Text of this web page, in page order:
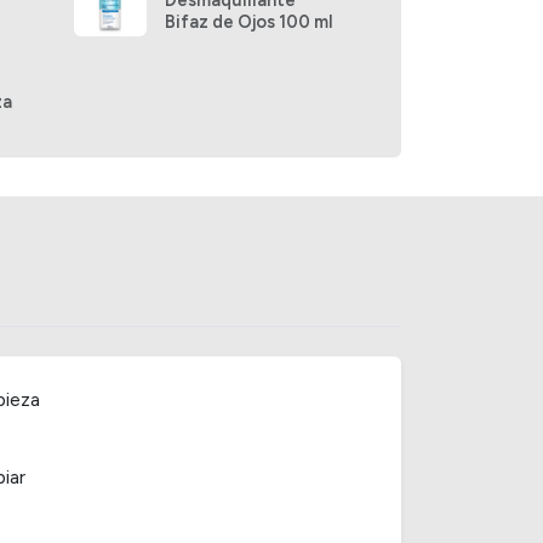
ojos elimina fácilmente el maquillaje a
Bifaz de Ojos 100 ml